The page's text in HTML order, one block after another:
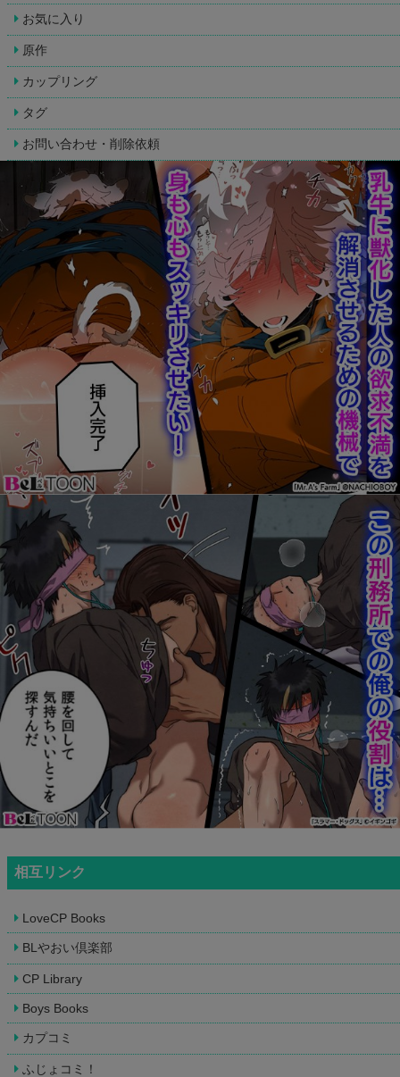
お気に入り
原作
カップリング
タグ
お問い合わせ・削除依頼
相互リンク
LoveCP Books
BLやおい倶楽部
CP Library
Boys Books
カプコミ
ふじょコミ！